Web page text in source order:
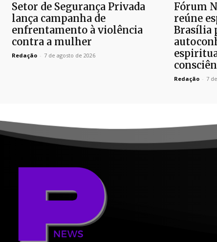
Setor de Segurança Privada
lança campanha de
enfrentamento à violência
contra a mulher
Redação - 7 de agosto de 2026
Fórum
reúne
Brasília
Redação - 7